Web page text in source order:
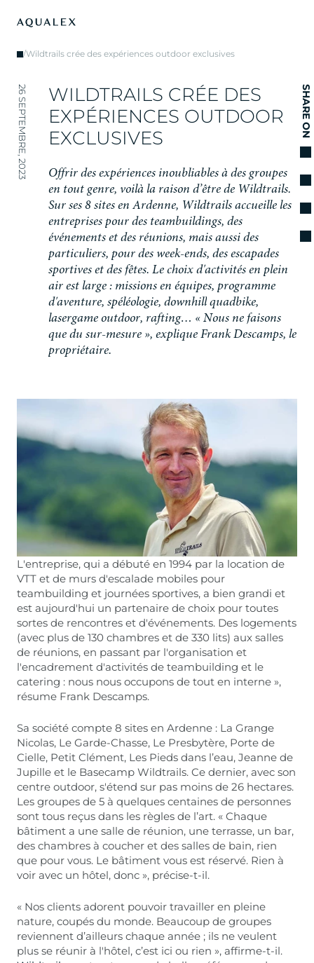
/Wildtrails crée des expériences outdoor exclusives
26 SEPTEMBRE, 2023 WILDTRAILS CRÉE DES
EXPÉRIENCES OUTDOOR
EXCLUSIVES
Offrir des expériences inoubliables à des groupes
en tout genre, voilà la raison d’être de Wildtrails.
Sur ses 8 sites en Ardenne, Wildtrails accueille les
entreprises pour des teambuildings, des
événements et des réunions, mais aussi des
particuliers, pour des week-ends, des escapades
sportives et des fêtes. Le choix d'activités en plein
air est large : missions en équipes, programme
d'aventure, spéléologie, downhill quadbike,
lasergame outdoor, rafting… « Nous ne faisons
que du sur-mesure », explique Frank Descamps, le
propriétaire.
SHARE ON
L'entreprise, qui a débuté en 1994 par la location de
VTT et de murs d'escalade mobiles pour
teambuilding et journées sportives, a bien grandi et
est aujourd'hui un partenaire de choix pour toutes
sortes de rencontres et d'événements. Des logements
(avec plus de 130 chambres et de 330 lits) aux salles
de réunions, en passant par l'organisation et
l'encadrement d'activités de teambuilding et le
catering : nous nous occupons de tout en interne »,
résume Frank Descamps.
Sa société compte 8 sites en Ardenne : La Grange
Nicolas, Le Garde-Chasse, Le Presbytère, Porte de
Cielle, Petit Clément, Les Pieds dans l’eau, Jeanne de
Jupille et le Basecamp Wildtrails. Ce dernier, avec son
centre outdoor, s'étend sur pas moins de 26 hectares.
Les groupes de 5 à quelques centaines de personnes
sont tous reçus dans les règles de l’art. « Chaque
bâtiment a une salle de réunion, une terrasse, un bar,
des chambres à coucher et des salles de bain, rien
que pour vous. Le bâtiment vous est réservé. Rien à
voir avec un hôtel, donc », précise-t-il.
« Nos clients adorent pouvoir travailler en pleine
nature, coupés du monde. Beaucoup de groupes
reviennent d’ailleurs chaque année ; ils ne veulent
plus se réunir à l'hôtel, c’est ici ou rien », affirme-t-il.